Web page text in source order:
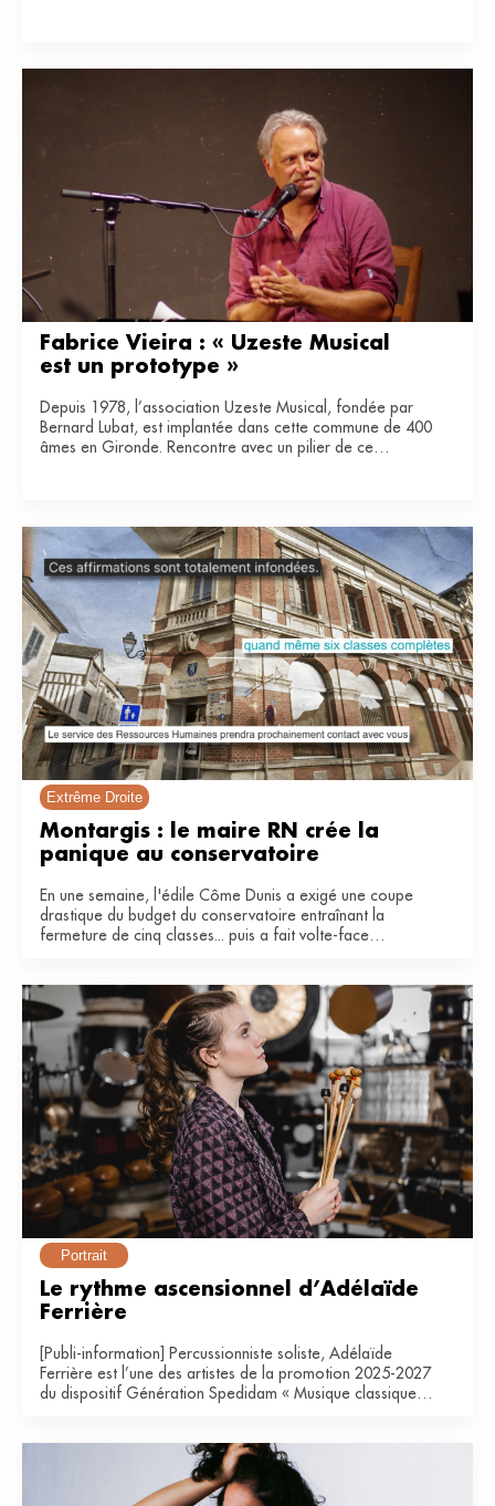
Fabrice Vieira : « Uzeste Musical
est un prototype »
Depuis 1978, l’association Uzeste Musical, fondée par
Bernard Lubat, est implantée dans cette commune de 400
âmes en Gironde. Rencontre avec un pilier de ce
Extrême Droite
Montargis : le maire RN crée la
En une semaine, l'édile Côme Dunis a exigé une coupe
drastique du budget du conservatoire entraînant la
fermeture de cinq classes... puis a fait volte-face
Portrait
Le rythme ascensionnel d’Adélaïde
Ferrière
[Publi-information] Percussionniste soliste, Adélaïde
Ferrière est l’une des artistes de la promotion 2025-2027
du dispositif Génération Spedidam « Musique classique &